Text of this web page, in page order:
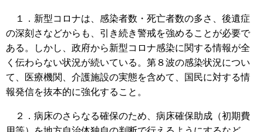
１．新型コロナは、感染者数・死亡者数の多さ、後遺症
の深刻さなどからも、引き続き警戒を強めることが必要で
ある。しかし、政府から新型コロナ感染に関する情報が全
く伝わらない状況が続いている。第８波の感染状況につい
て、医療機関、介護施設の実態を含めて、国民に対する情
報発信を抜本的に強化すること。
２．病床のさらなる確保のため、病床確保助成（初期費